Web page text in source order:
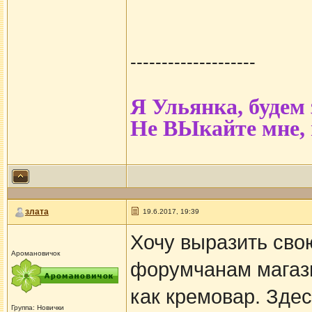
--------------------
Я Ульянка,
Не ВЫкайте мне,
злата 19.6.2017, 19:39
Аромановичок
Группа: Новички
Хочу выразить
форумчанам
как кремовар.